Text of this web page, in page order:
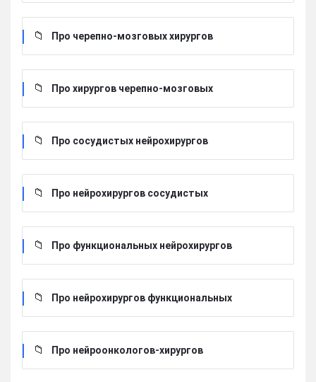
Про черепно-мозговых хирургов
Про хирургов черепно-мозговых
Про сосудистых нейрохирургов
Про нейрохирургов сосудистых
Про функциональных нейрохирургов
Про нейрохирургов функциональных
Про нейроонкологов-хирургов